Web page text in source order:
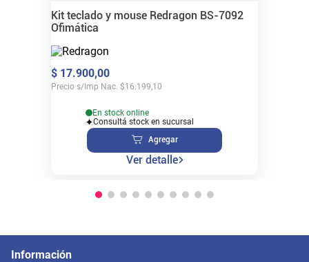
Kit teclado y mouse Redragon BS-7092
Ofimática
$ 17.900,00
Precio s/Imp Nac. $16.199,10
En stock online
Consultá stock en sucursal
Agregar
Ver detalle
Información